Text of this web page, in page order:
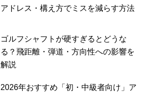
アドレス・構え方でミスを減らす方法
ゴルフシャフトが硬すぎるとどうな
る？飛距離・弾道・方向性への影響を
解説
2026年おすすめ「初・中級者向け」ア